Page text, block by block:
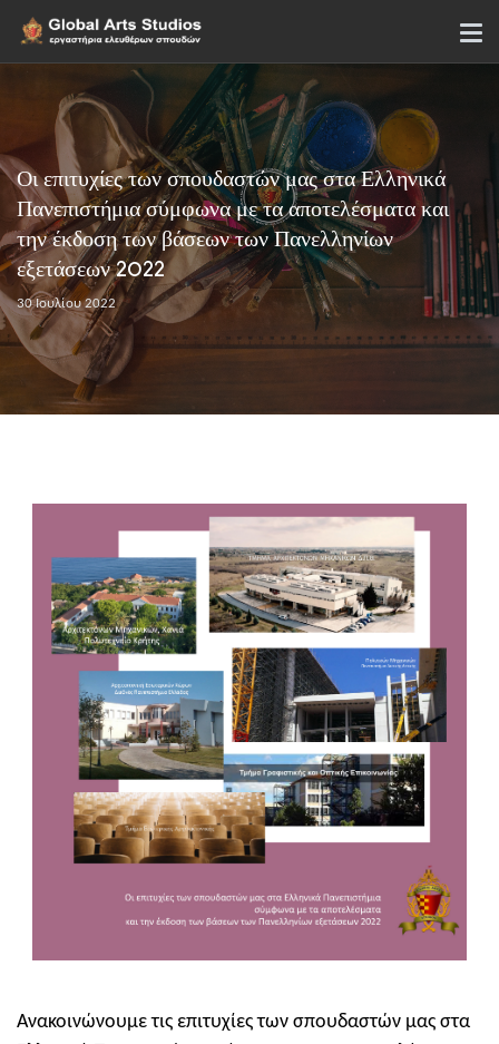
Οι επιτυχίες των σπουδαστών μας στα Ελληνικά
Πανεπιστήμια σύμφωνα με τα αποτελέσματα και
την έκδοση των βάσεων των Πανελληνίων
εξετάσεων 2022
30 Ιουλίου 2022
Ανακοινώνουμε τις επιτυχίες των σπουδαστών μας στα